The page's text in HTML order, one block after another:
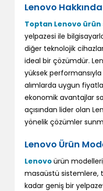
Lenovo Hakkında
Toptan Lenovo ürün
yelpazesi ile
diğer teknolojik
ideal bir çözümdür.
yüksek
alımlarda uygun
ekonomik avantajlar
açısından lider olan
yönelik çözümler
Lenovo Ürün
Lenovo ürün
masaüstü sistemlere,
kadar geniş bir